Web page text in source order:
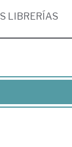
LIBRERÍAS